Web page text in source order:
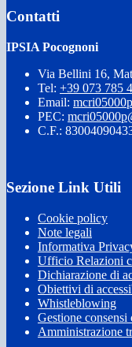
Contatti
IPSIA Pocognoni
Via Bellini 16,
Tel: +39 073 785
Email:
PEC:
C.F.:
Sezione Link Utili
Cookie policy
Note legali
Informativa
Ufficio Relazioni
Dichiarazione di
Obiettivi di
Whistleblowing
Gestione consensi
Amministrazione